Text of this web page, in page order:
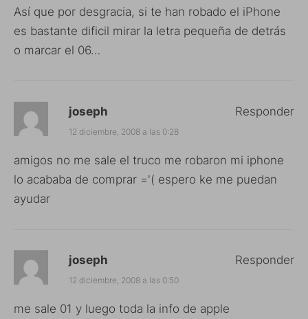
Así que por desgracia, si te han robado el iPhone
es bastante dificil mirar la letra pequeña de detrás
o marcar el 06…
joseph
12 diciembre, 2008 a las 0:28
amigos no me sale el truco me robaron mi iphone
lo acababa de comprar ='( espero ke me puedan
ayudar
Responder
joseph
12 diciembre, 2008 a las 0:50
me sale 01 y luego toda la info de apple
Responder